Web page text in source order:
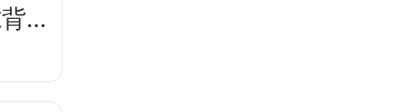
后